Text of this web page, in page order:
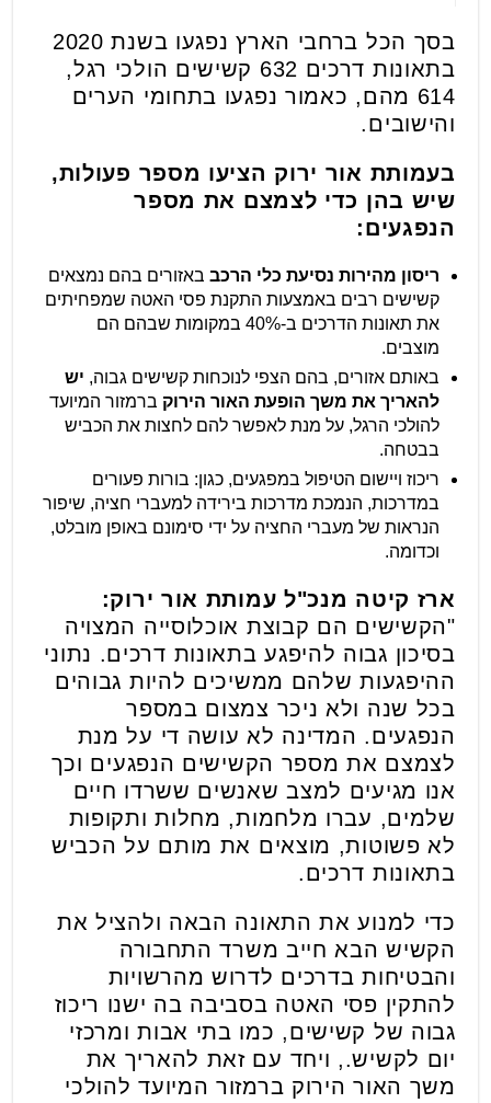
בסך הכל ברחבי הארץ נפגעו בשנת 2020
בתאונות דרכים 632 קשישים הולכי רגל,
614 מהם, כאמור נפגעו בתחומי הערים
והישובים.
בעמותת אור ירוק הציעו מספר פעולות,
שיש בהן כדי לצמצם את מספר
הנפגעים:
ריסון מהירות נסיעת כלי הרכב באזורים בהם נמצאים
קשישים רבים באמצעות התקנת פסי האטה שמפחיתים
את תאונות הדרכים ב-40% במקומות שבהם הם
מוצבים.
באותם אזורים, בהם הצפי לנוכחות קשישים גבוה, יש
להאריך את משך הופעת האור הירוק ברמזור המיועד
להולכי הרגל, על מנת לאפשר להם לחצות את הכביש
בבטחה.
ריכוז ויישום הטיפול במפגעים, כגון: בורות פעורים
במדרכות, הנמכת מדרכות בירידה למעברי חציה, שיפור
הנראות של מעברי החציה על ידי סימונם באופן מובלט,
וכדומה.
ארז קיטה מנכ"ל עמותת אור ירוק:
"הקשישים הם קבוצת אוכלוסייה המצויה
בסיכון גבוה להיפגע בתאונות דרכים. נתוני
ההיפגעות שלהם ממשיכים להיות גבוהים
בכל שנה ולא ניכר צמצום במספר
הנפגעים. המדינה לא עושה די על מנת
לצמצם את מספר הקשישים הנפגעים וכך
אנו מגיעים למצב שאנשים ששרדו חיים
שלמים, עברו מלחמות, מחלות ותקופות
לא פשוטות, מוצאים את מותם על הכביש
בתאונות דרכים.
כדי למנוע את התאונה הבאה ולהציל את
הקשיש הבא חייב משרד התחבורה
והבטיחות בדרכים לדרוש מהרשויות
להתקין פסי האטה בסביבה בה ישנו ריכוז
גבוה של קשישים, כמו בתי אבות ומרכזי
יום לקשיש., ויחד עם זאת להאריך את
משך האור הירוק ברמזור המיועד להולכי